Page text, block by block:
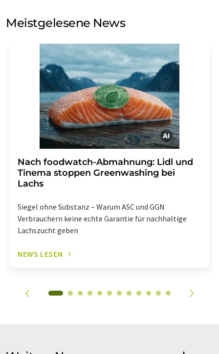
Meinungsforschung per E-Mail kontaktieren. Ihre
Einwilligung können Sie jederzeit ohne Angabe von
Str. 2, 12489 Berlin oder per E-Mail unter
widerruf@lumitos.commit Wirkung für die Zukunft
widerrufen. Zudem ist in jeder E-Mail ein Link zur
Abbestellung des entsprechenden Newsletters
enthalten.
Meistgelesene News
Nach foodwatch-Abmahnung: Lidl und
Tinema stoppen Greenwashing bei
Lachs
Siegel ohne Substanz – Warum ASC und GGN
Verbrauchern keine echte Garantie für nachhaltige
Lachszucht geben
NEWS LESEN